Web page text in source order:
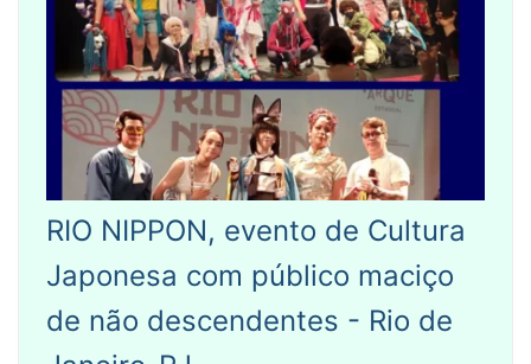
RIO NIPPON, evento de Cultura
Japonesa com público maciço
de não descendentes - Rio de